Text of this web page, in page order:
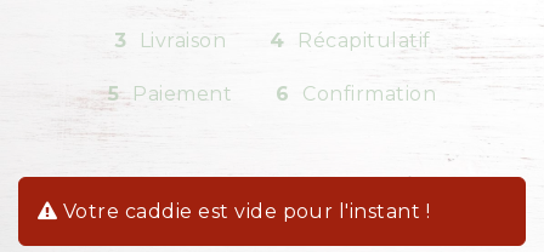
3 Livraison 4 Récapitulatif
5 Paiement 6 Confirmation
Votre caddie est vide pour l'instant !